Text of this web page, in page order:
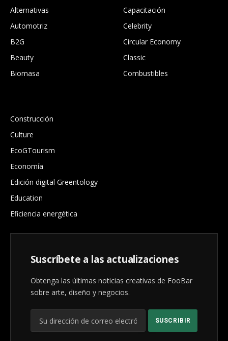
Alternativas
Automotriz
B2G
Beauty
Biomasa
Capacitación
Celebrity
Circular Economy
Classic
Combustibles
Construcción
Culture
EcoGTourism
Economía
Edición digital Greentology
Education
Eficiencia energética
Suscríbete a las actualizaciones
Obtenga las últimas noticias creativas de FooBar
sobre arte, diseño y negocios.